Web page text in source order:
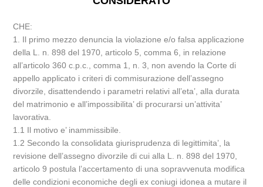
CHE:
1. Il primo mezzo denuncia la violazione e/o falsa applicazione
della L. n. 898 del 1970, articolo 5, comma 6, in relazione
all’articolo 360 c.p.c., comma 1, n. 3, non avendo la Corte di
appello applicato i criteri di commisurazione dell’assegno
divorzile, disattendendo i parametri relativi all’eta’, alla durata
del matrimonio e all’impossibilita’ di procurarsi un’attivita’
lavorativa.
1.1 Il motivo e’ inammissibile.
1.2 Secondo la consolidata giurisprudenza di legittimita’, la
revisione dell’assegno divorzile di cui alla L. n. 898 del 1970,
articolo 9 postula l’accertamento di una sopravvenuta modifica
delle condizioni economiche degli ex coniugi idonea a mutare il